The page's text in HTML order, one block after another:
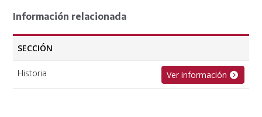
Información relacionada
SECCIÓN
Historia Ver información